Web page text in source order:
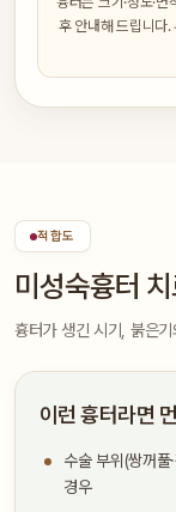
후 안내해 드립니다.
적합도
미성숙흉터
흉터가 생긴 시기, 붉은
이런 흉터라면
수술 부위(쌍꺼풀
경우